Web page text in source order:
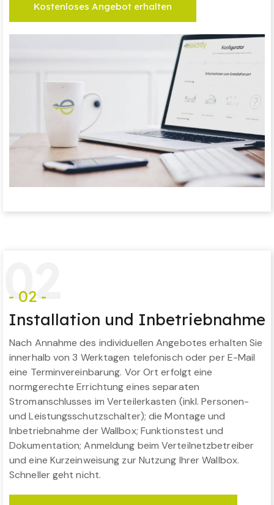
Kostenloses Angebot erhalten
02
- 02 -
Installation und Inbetriebnahme
Nach Annahme des individuellen Angebotes erhalten Sie
innerhalb von 3 Werktagen telefonisch oder per E-Mail
eine Terminvereinbarung. Vor Ort erfolgt eine
normgerechte Errichtung eines separaten
Stromanschlusses im Verteilerkasten (inkl. Personen-
und Leistungsschutzschalter); die Montage und
Inbetriebnahme der Wallbox; Funktionstest und
Dokumentation; Anmeldung beim Verteilnetzbetreiber
und eine Kurzeinweisung zur Nutzung Ihrer Wallbox.
Schneller geht nicht.